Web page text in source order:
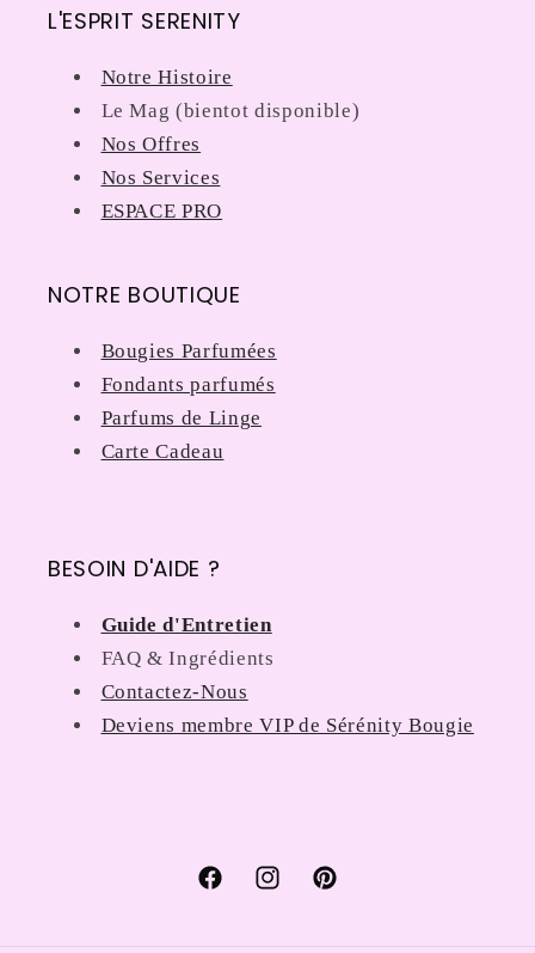
L'ESPRIT SERENITY
Notre Histoire
Le Mag (bientot disponible)
Nos Offres
Nos Services
ESPACE PRO
NOTRE BOUTIQUE
Bougies Parfumées
Fondants parfumés
Parfums de Linge
Carte Cadeau
BESOIN D'AIDE ?
Guide d'Entretien
FAQ & Ingrédients
Contactez-Nous
Deviens membre VIP de Sérénity Bougie
FacebookInstagramPinterest